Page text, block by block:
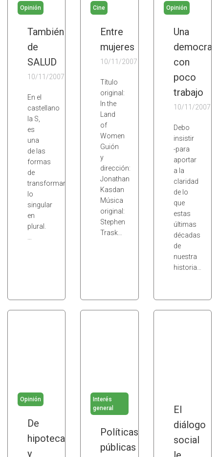
Opinión
También
de
SALUD
10/11/2007
En el
castellano
la S,
es
una
de las
formas
de
transformar
lo
singular
en
plural.
Cine
Entre
mujeres
10/11/2007
Título
original:
In the
Land
of
Women
Guión
y
dirección:
Jonathan
Kasdan
Música
original:
Stephen
Trask…
Opinión
Una
con
poco
trabajo
10/11/2007
Debo
insistir
-para
aportar
a la
claridad
de lo
que
estas
últimas
décadas
de
nuestra
historia…
Opinión
De
hipotecas
y
Interés
general
Políticas
públicas
El
diálogo
social